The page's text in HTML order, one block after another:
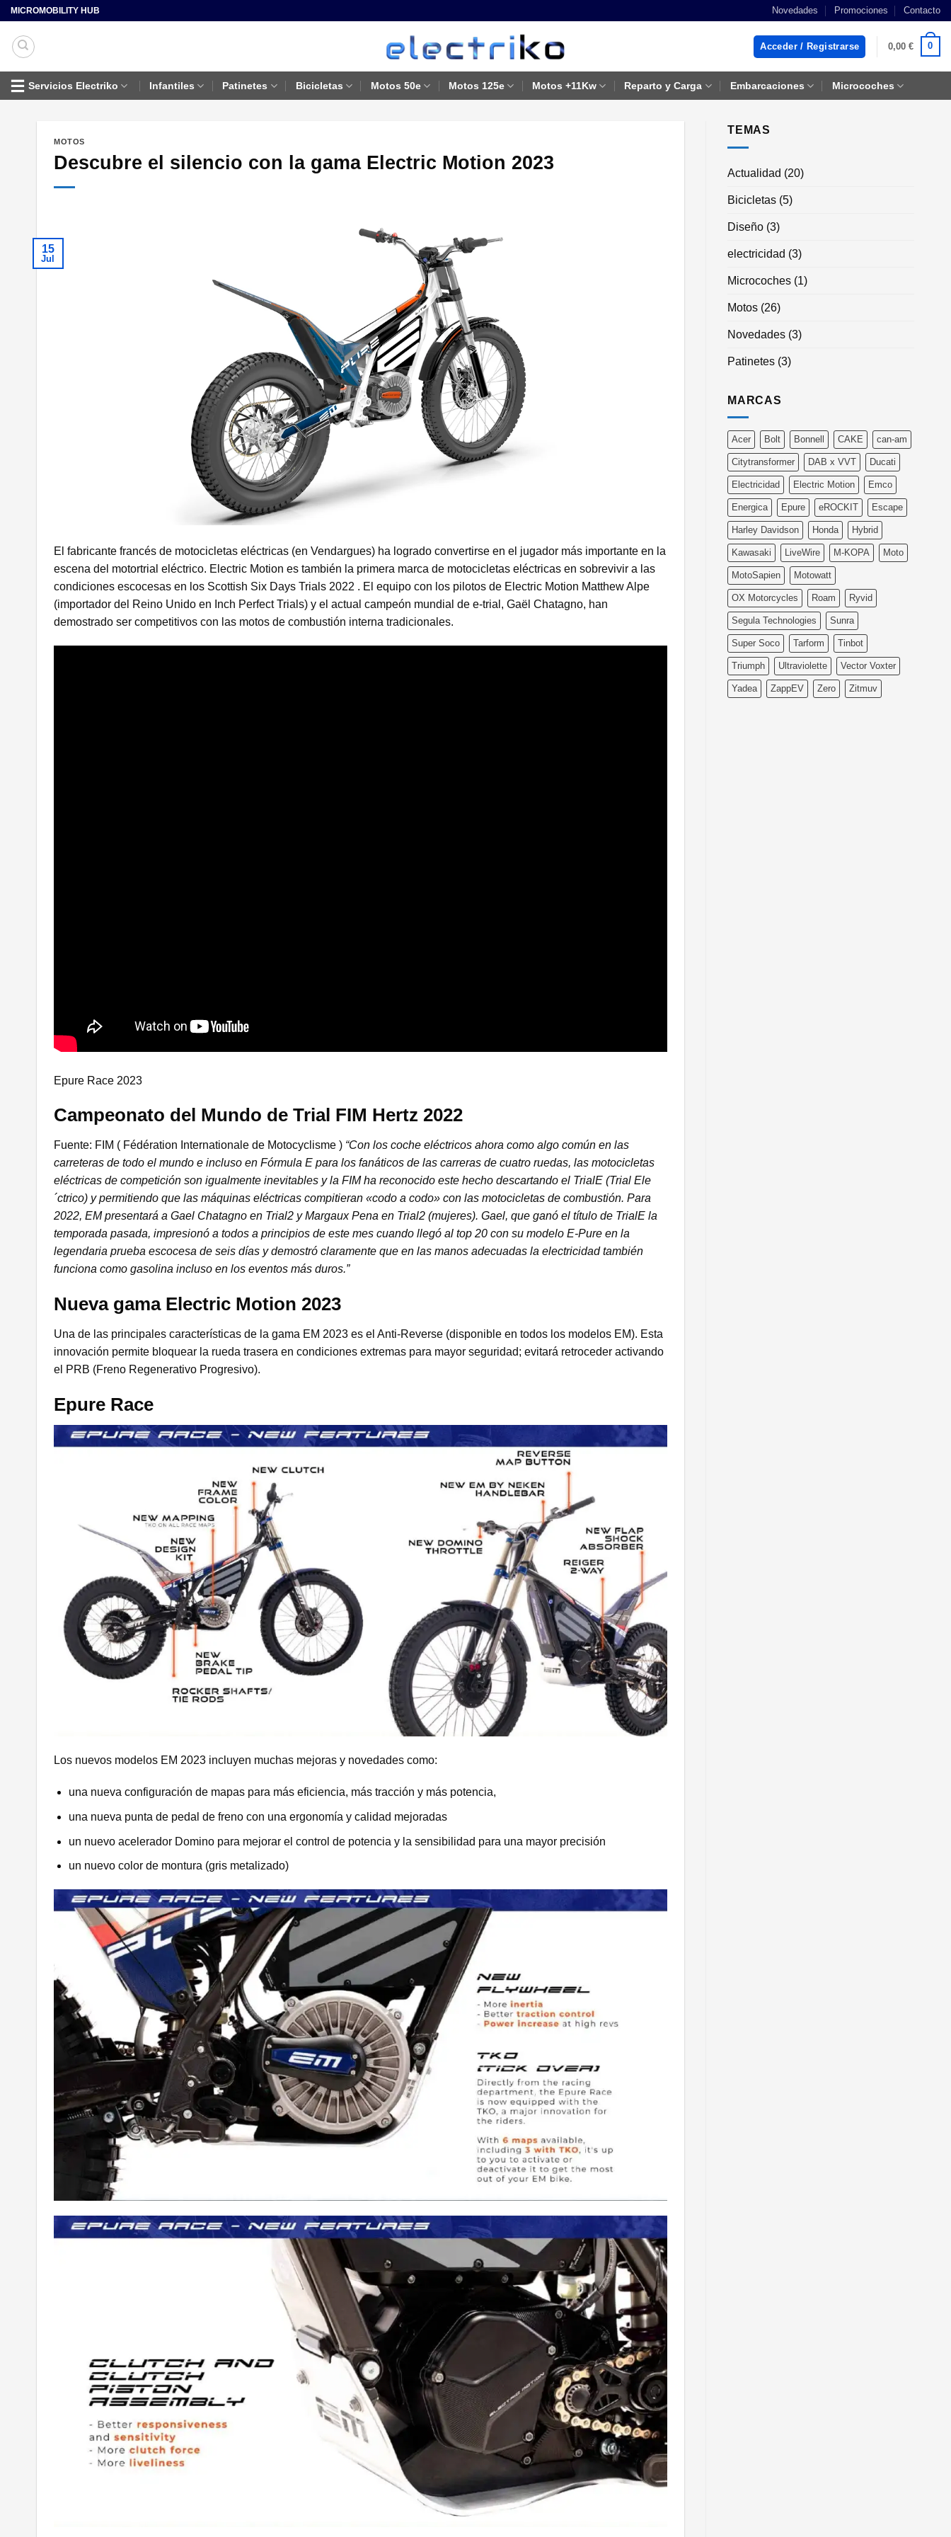
Saltar
contenido
MICROMOBILITY HUB Novedades Promociones Contacto
Acceder / Registrarse 0,00 € 0
Servicios Electriko Infantiles Patinetes Bicicletas Motos 50e Motos 125e Motos +11Kw Reparto y Carga Embarcaciones Microcoches
MOTOS
Descubre el silencio con la gama Electric Motion 2023
15
Jul
El fabricante francés de motocicletas eléctricas (en Vendargues) ha logrado convertirse en el jugador más importante en la
escena del motortrial eléctrico. Electric Motion es también la primera marca de motocicletas eléctricas en sobrevivir a las
condiciones escocesas en los Scottish Six Days Trials 2022 . El equipo con los pilotos de Electric Motion Matthew Alpe
(importador del Reino Unido en Inch Perfect Trials) y el actual campeón mundial de e-trial, Gaël Chatagno, han
demostrado ser competitivos con las motos de combustión interna tradicionales.
Epure Race 2023
Campeonato del Mundo de Trial FIM Hertz 2022
Fuente: FIM ( Fédération Internationale de Motocyclisme ) “Con los coche eléctricos ahora como algo común en las
carreteras de todo el mundo e incluso en Fórmula E para los fanáticos de las carreras de cuatro ruedas, las motocicletas
eléctricas de competición son igualmente inevitables y la FIM ha reconocido este hecho descartando el TrialE (Trial Ele
´ctrico) y permitiendo que las máquinas eléctricas compitieran «codo a codo» con las motocicletas de combustión. Para
2022, EM presentará a Gael Chatagno en Trial2 y Margaux Pena en Trial2 (mujeres). Gael, que ganó el título de TrialE la
temporada pasada, impresionó a todos a principios de este mes cuando llegó al top 20 con su modelo E-Pure en la
legendaria prueba escocesa de seis días y demostró claramente que en las manos adecuadas la electricidad también
funciona como gasolina incluso en los eventos más duros.”
Nueva gama Electric Motion 2023
Una de las principales características de la gama EM 2023 es el Anti-Reverse (disponible en todos los modelos EM). Esta
innovación permite bloquear la rueda trasera en condiciones extremas para mayor seguridad; evitará retroceder activando
el PRB (Freno Regenerativo Progresivo).
Epure Race
Los nuevos modelos EM 2023 incluyen muchas mejoras y novedades como:
una nueva configuración de mapas para más eficiencia, más tracción y más potencia,
una nueva punta de pedal de freno con una ergonomía y calidad mejoradas
un nuevo acelerador Domino para mejorar el control de potencia y la sensibilidad para una mayor precisión
un nuevo color de montura (gris metalizado)
TEMAS
Actualidad (20)
Bicicletas (5)
Diseño (3)
electricidad (3)
Microcoches (1)
Motos (26)
Novedades (3)
Patinetes (3)
MARCAS
Acer Bolt Bonnell CAKE can-am
Citytransformer DAB x VVT Ducati
Electricidad Electric Motion Emco
Energica Epure eROCKIT Escape
Harley Davidson Honda Hybrid
Kawasaki LiveWire M-KOPA Moto
MotoSapien Motowatt
OX Motorcycles Roam Ryvid
Segula Technologies Sunra
Super Soco Tarform Tinbot
Triumph Ultraviolette Vector Voxter
Yadea ZappEV Zero Zitmuv